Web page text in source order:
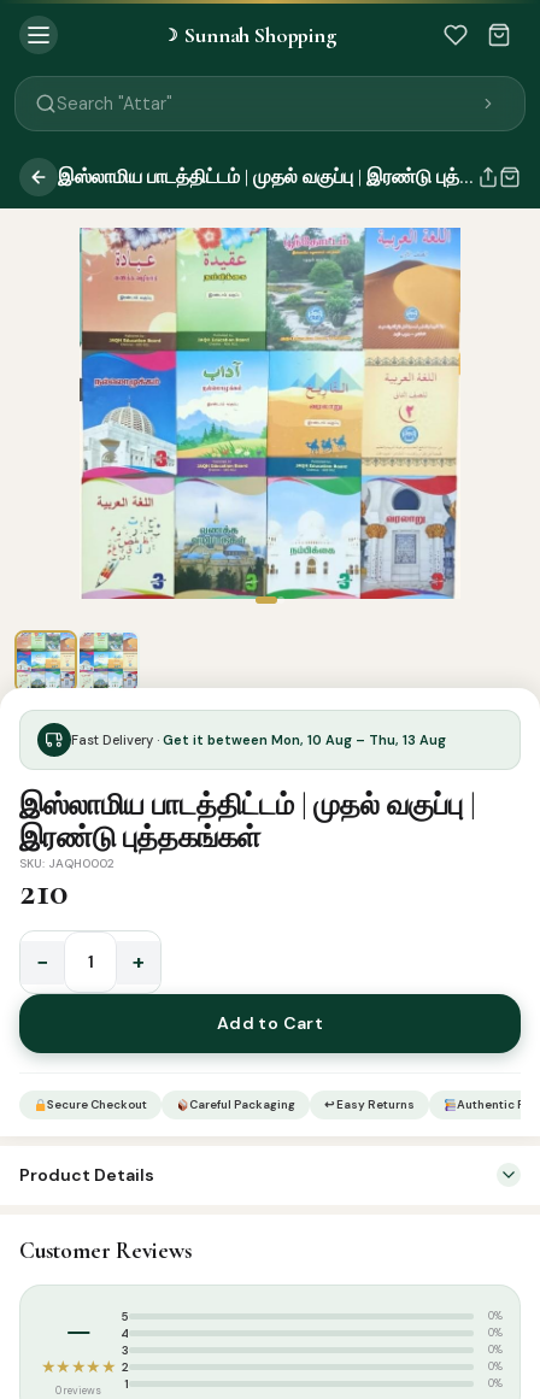
☽ Sunnah Shopping
Search "Miswak"
Search "Attar"
Search "Islamic Books"
Search "Prayer Mat"
Search "Kids Flash Cards"
Search "Tamil Islamic Books"
இஸ்லாமிய பாடத்திட்டம் | முதல் வகுப்பு | இரண்டு புத்தகங்கள்
Fast Delivery · Get it between Mon, 10 Aug – Thu, 13 Aug
இஸ்லாமிய பாடத்திட்டம் | முதல் வகுப்பு |
இரண்டு புத்தகங்கள்
SKU: JAQH0002
210
இஸ்லாமிய
பாடத்திட்டம்
|
முதல்
புத்தகங்கள்
− +
Add to Cart
Secure Checkout Careful Packaging ↩ Easy Returns Authentic
Product Details
Categories: Kids & Learning
Tags:
Customer Reviews
–
★★★★★
0 reviews
5 0%
4 0%
3 0%
2 0%
1 0%